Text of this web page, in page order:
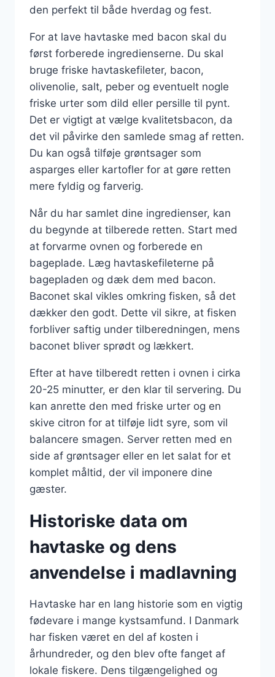
den perfekt til både hverdag og fest.
For at lave havtaske med bacon skal du
først forberede ingredienserne. Du skal
bruge friske havtaskefileter, bacon,
olivenolie, salt, peber og eventuelt nogle
friske urter som dild eller persille til pynt.
Det er vigtigt at vælge kvalitetsbacon, da
det vil påvirke den samlede smag af retten.
Du kan også tilføje grøntsager som
asparges eller kartofler for at gøre retten
mere fyldig og farverig.
Når du har samlet dine ingredienser, kan
du begynde at tilberede retten. Start med
at forvarme ovnen og forberede en
bageplade. Læg havtaskefileterne på
bagepladen og dæk dem med bacon.
Baconet skal vikles omkring fisken, så det
dækker den godt. Dette vil sikre, at fisken
forbliver saftig under tilberedningen, mens
baconet bliver sprødt og lækkert.
Efter at have tilberedt retten i ovnen i cirka
20-25 minutter, er den klar til servering. Du
kan anrette den med friske urter og en
skive citron for at tilføje lidt syre, som vil
balancere smagen. Server retten med en
side af grøntsager eller en let salat for et
komplet måltid, der vil imponere dine
gæster.
Historiske data om
havtaske og dens
anvendelse i madlavning
Havtaske har en lang historie som en vigtig
fødevare i mange kystsamfund. I Danmark
har fisken været en del af kosten i
århundreder, og den blev ofte fanget af
lokale fiskere. Dens tilgængelighed og